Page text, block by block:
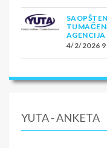
AGENCIJA
4/2/2026
YUTA - ANKETA